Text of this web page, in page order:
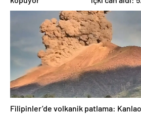
köyde alarm
Filipinler’de volkanik patlama: